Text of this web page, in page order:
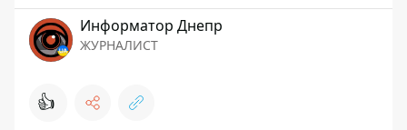
Информатор Днепр
ЖУРНАЛИСТ
👍